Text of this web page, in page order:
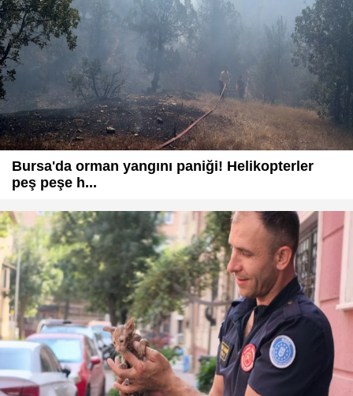
Bursa'da orman yangını paniği! Helikopterler
peş peşe h...